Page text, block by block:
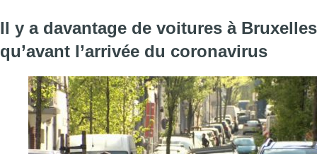
Il y a davantage de voitures à Bruxelles
qu’avant l’arrivée du coronavirus